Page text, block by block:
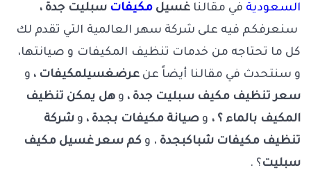
السعودية في مقالنا غسيل مكيفات سبليت جدة ،
سنعرفكم فيه على شركة سهر العالمية التي تقدم لك
كل ما تحتاجه من خدمات تنظيف المكيفات و صيانتها،
و سنتحدث في مقالنا أيضاً عن عرضغسيلمكيفات ، و
سعر تنظيف مكيف سبليت جدة ، و هل يمكن تنظيف
المكيف بالماء ؟ ، و صيانة مكيفات بجدة ، و شركة
تنظيف مكيفات شباكبجدة ، و كم سعر غسيل مكيف
سبليت؟ .